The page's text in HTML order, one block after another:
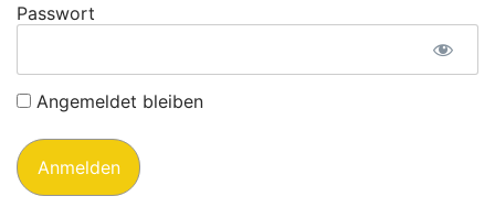
Passwort
Angemeldet bleiben